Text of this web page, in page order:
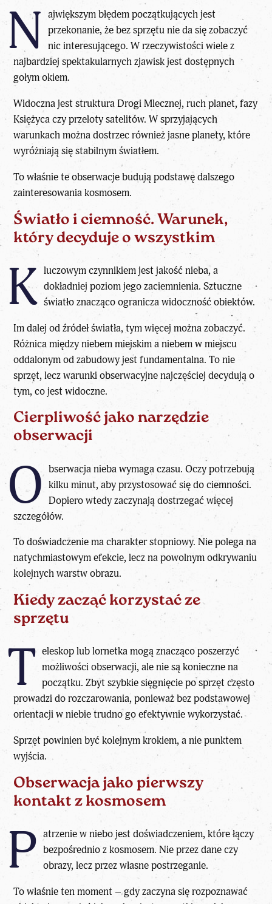
N ajwiększym błędem początkujących jest
przekonanie, że bez sprzętu nie da się zobaczyć
nic interesującego. W rzeczywistości wiele z
najbardziej spektakularnych zjawisk jest dostępnych
gołym okiem.
Widoczna jest struktura Drogi Mlecznej, ruch planet, fazy
Księżyca czy przeloty satelitów. W sprzyjających
warunkach można dostrzec również jasne planety, które
wyróżniają się stabilnym światłem.
To właśnie te obserwacjebudują podstawę dalszego
zainteresowania kosmosem.
Światło i ciemność. Warunek,
który decyduje o wszystkim
K luczowym czynnikiem jest jakość nieba, a
dokładniej poziom jego zaciemnienia. Sztuczne
światło znacząco ogranicza widoczność obiektów.
Im dalej od źródeł światła, tym więcej można zobaczyć.
Różnica między niebem miejskim a niebem w miejscu
oddalonym od zabudowy jest fundamentalna. To nie
sprzęt, lecz warunki obserwacyjne najczęściej decydują o
tym, co jest widoczne.
Cierpliwość jako narzędzie
obserwacji
O bserwacja nieba wymaga czasu. Oczy potrzebują
kilku minut, aby przystosować się do ciemności.
Dopiero wtedy zaczynają dostrzegać więcej
szczegółów.
To doświadczenie ma charakter stopniowy. Nie polega na
natychmiastowym efekcie, lecz na powolnym odkrywaniu
kolejnych warstw obrazu.
Kiedy zacząć korzystać ze
sprzętu
T eleskop lub lornetka mogą znacząco poszerzyć
możliwości obserwacji, ale nie są konieczne na
początku. Zbyt szybkie sięgnięcie po sprzęt często
prowadzi do rozczarowania, ponieważ bez podstawowej
orientacji w niebie trudno go efektywnie wykorzystać.
Sprzęt powinien być kolejnym krokiem, a nie punktem
wyjścia.
Obserwacja jako pierwszy
kontakt z kosmosem
P atrzenie w niebo jest doświadczeniem, które łączy
bezpośrednio z kosmosem. Nie przez dane czy
obrazy, lecz przez własne postrzeganie.
To właśnie ten moment – gdy zaczyna się rozpoznawać